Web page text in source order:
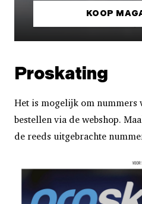
KOOP
Proskating
Het is mogelijk om nummers
bestellen via de webshop.
de reeds uitgebrachte